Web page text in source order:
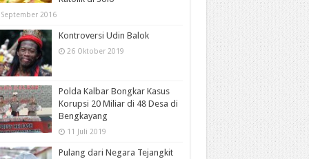
2016
Kontroversi Udin Balok
26 Oktober 2019
Polda Kalbar Bongkar Kasus
Korupsi 20 Miliar di 48 Desa di
Bengkayang
11 Juli 2019
Pulang dari Negara Tejangkit